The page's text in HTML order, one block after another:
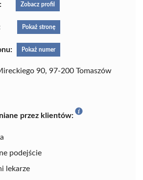
Zobacz profil
Pokaż stronę
Pokaż numer
90, 97-200 Tomaszów
przez klientów:
podejście
lekarze